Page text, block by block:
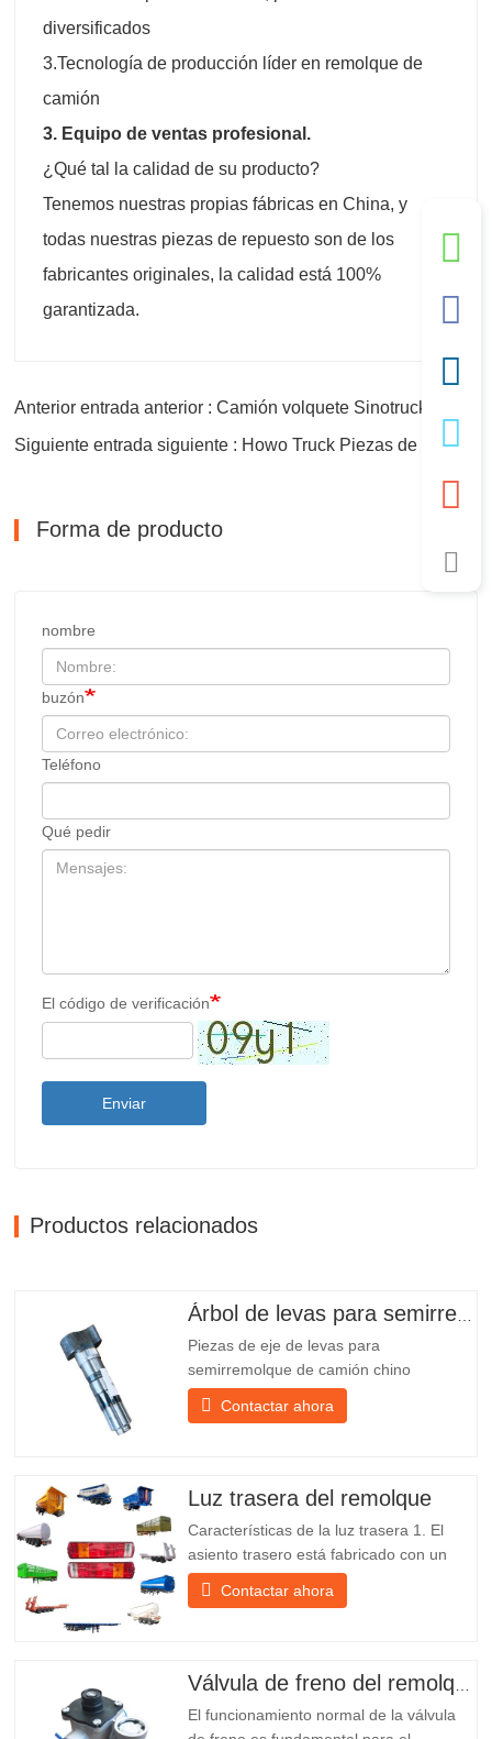
diversificados
3.Tecnología de producción líder en remolque de
camión
3. Equipo de ventas profesional.
¿Qué tal la calidad de su producto?
Tenemos nuestras propias fábricas en China, y
todas nuestras piezas de repuesto son de los
fabricantes originales, la calidad está 100%
garantizada.
Siguiente entrada siguiente : Howo Truck Piezas de repuesto Piezas de la carrocería WD615.47 Motor
Forma de producto
nombre
buzón
Teléfono
Qué pedir
El código de verificación
Enviar
Productos relacionados
Piezas de eje de levas para
semirremolque de camión chino
PO218971, muy vendidas Presupuesto
Producto Repuestos para remolques
nosotros Chengda Group es un
fabricante chino de semirremolques con
su propia...
Contactar ahora
Luz trasera del remolque
Características de la luz trasera 1. El
asiento trasero está fabricado con un
soporte de hierro, mucho más resistente
que otros materiales. Se incluyen
hierro delante de la pantalla de la
Contactar ahora
El funcionamiento normal de la válvula